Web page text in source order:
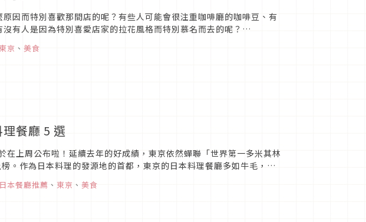
因而特別喜歡那間店的呢？有些人可能會很注重咖啡廳的咖啡豆、有
有人是因為特別喜愛店家的拉花風格而特別慕名而去的呢？
具有特色的拉花咖啡廳介紹給大家，就讓我們一起來看...
東京 、 美食
餐廳 5 選
上周公布啦！延續去年的好成績，東京依然蟬聯「世界第一多米其林
。作為日本料理的發源地的首都，東京的日本料理餐廳多如牛毛，想
日本餐廳推薦 、 東京 、 美食